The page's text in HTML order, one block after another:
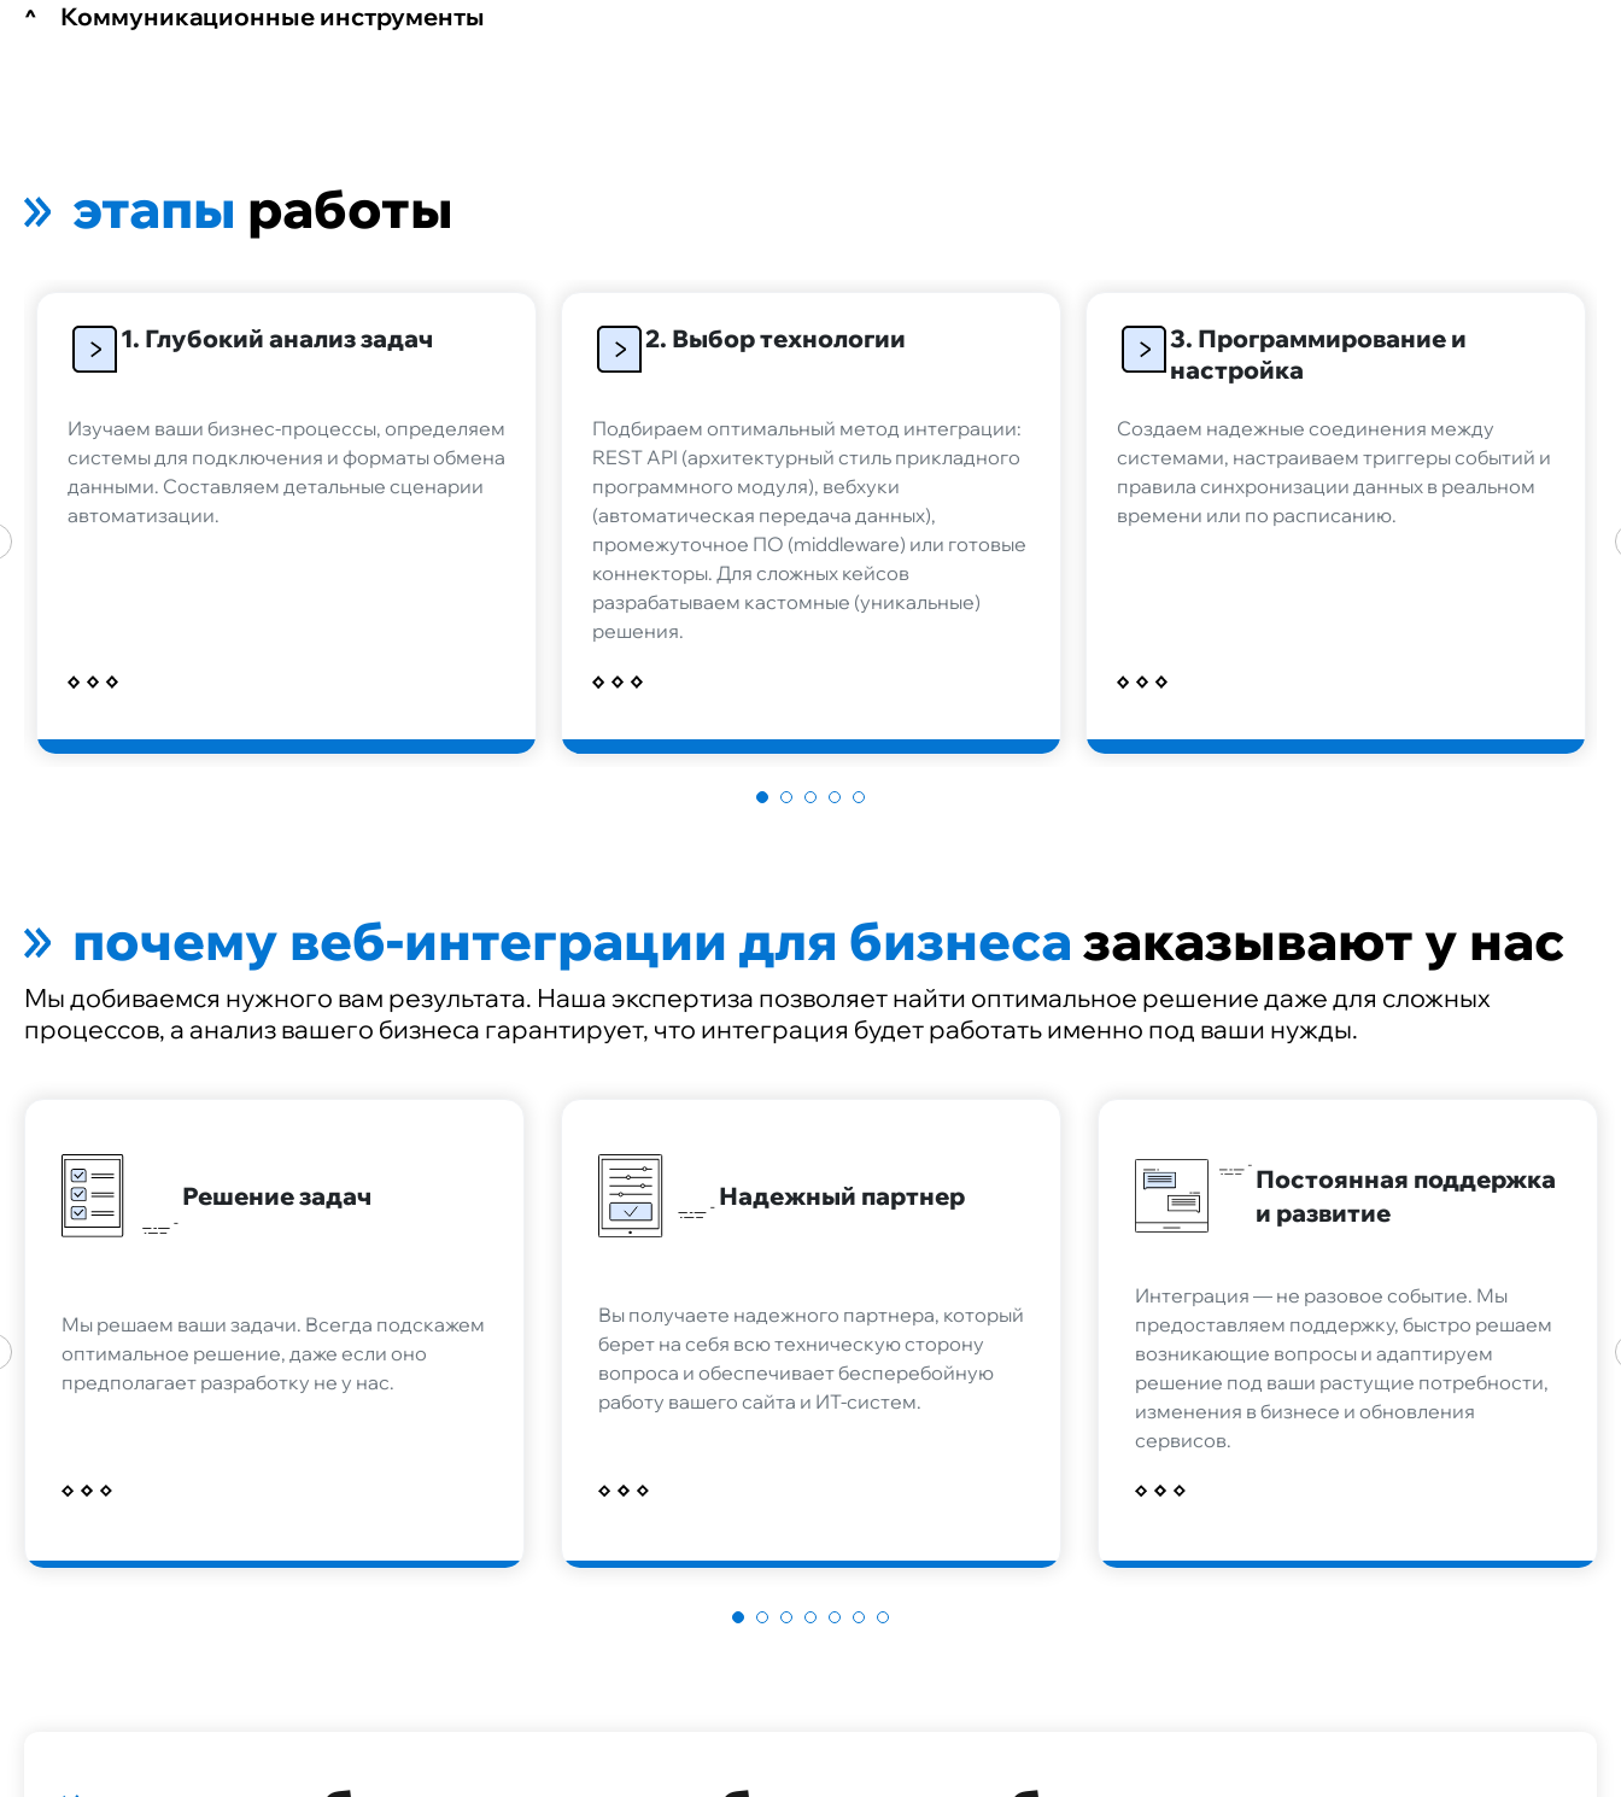
Теряете клиентов из-за
блокировок?
Создадим мини-приложение и бота в мессенджере
MAX или синхронизируем пользователей, перенесем
информационных сообщений»
Коммуникационные инструменты
этапы работы
1. Глубокий анализ задач
Изучаем ваши бизнес-процессы, определяем
системы для подключения и форматы обмена
данными. Составляем детальные сценарии
автоматизации.
2. Выбор технологии
Подбираем оптимальный метод интеграции:
REST API (архитектурный стиль прикладного
программного модуля), вебхуки
(автоматическая передача данных),
промежуточное ПО (middleware) или готовые
коннекторы. Для сложных кейсов
разрабатываем кастомные (уникальные)
решения.
3. Программирование и
настройка
Создаем надежные соединения между
системами, настраиваем триггеры событий и
правила синхронизации данных в реальном
времени или по расписанию.
почему веб-интеграции для бизнеса заказывают у нас
Мы добиваемся нужного вам результата. Наша экспертиза позволяет найти оптимальное решение даже для сложных
процессов, а анализ вашего бизнеса гарантирует, что интеграция будет работать именно под ваши нужды.
Решение задач
Мы решаем ваши задачи. Всегда подскажем
оптимальное решение, даже если оно
предполагает разработку не у нас.
Надежный партнер
Вы получаете надежного партнера, который
берет на себя всю техническую сторону
вопроса и обеспечивает бесперебойную
работу вашего сайта и ИТ-систем.
Постоянная поддержка
и развитие
Интеграция — не разовое событие. Мы
предоставляем поддержку, быстро решаем
возникающие вопросы и адаптируем
решение под ваши растущие потребности,
изменения в бизнесе и обновления
сервисов.